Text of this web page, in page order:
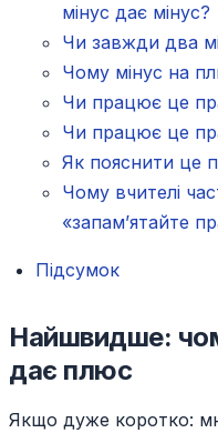
мінус дає мінус?
Чи завжди два
Чому мінус на
Чи працює це
Чи працює це
Як пояснити це
Чому вчителі
«запам’ятайте
Підсумок
Найшвидше:
дає плюс
Якщо дуже коротко: